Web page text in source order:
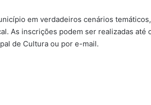
em verdadeiros cenários temáticos,
As inscrições podem ser realizadas até
de Cultura ou por e-mail.